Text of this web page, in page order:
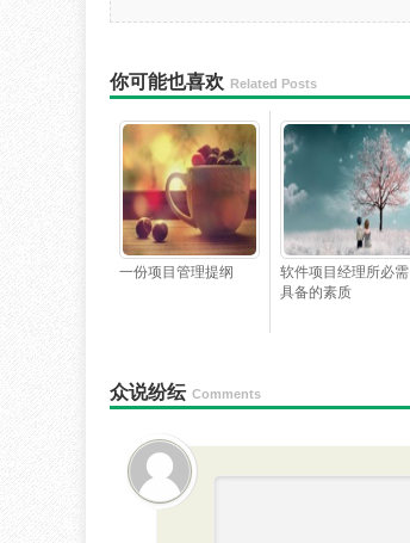
你可能也喜欢 Related Posts
一份项目管理提纲
软件项目经理所必需
具备的素质
众说纷纭 Comments